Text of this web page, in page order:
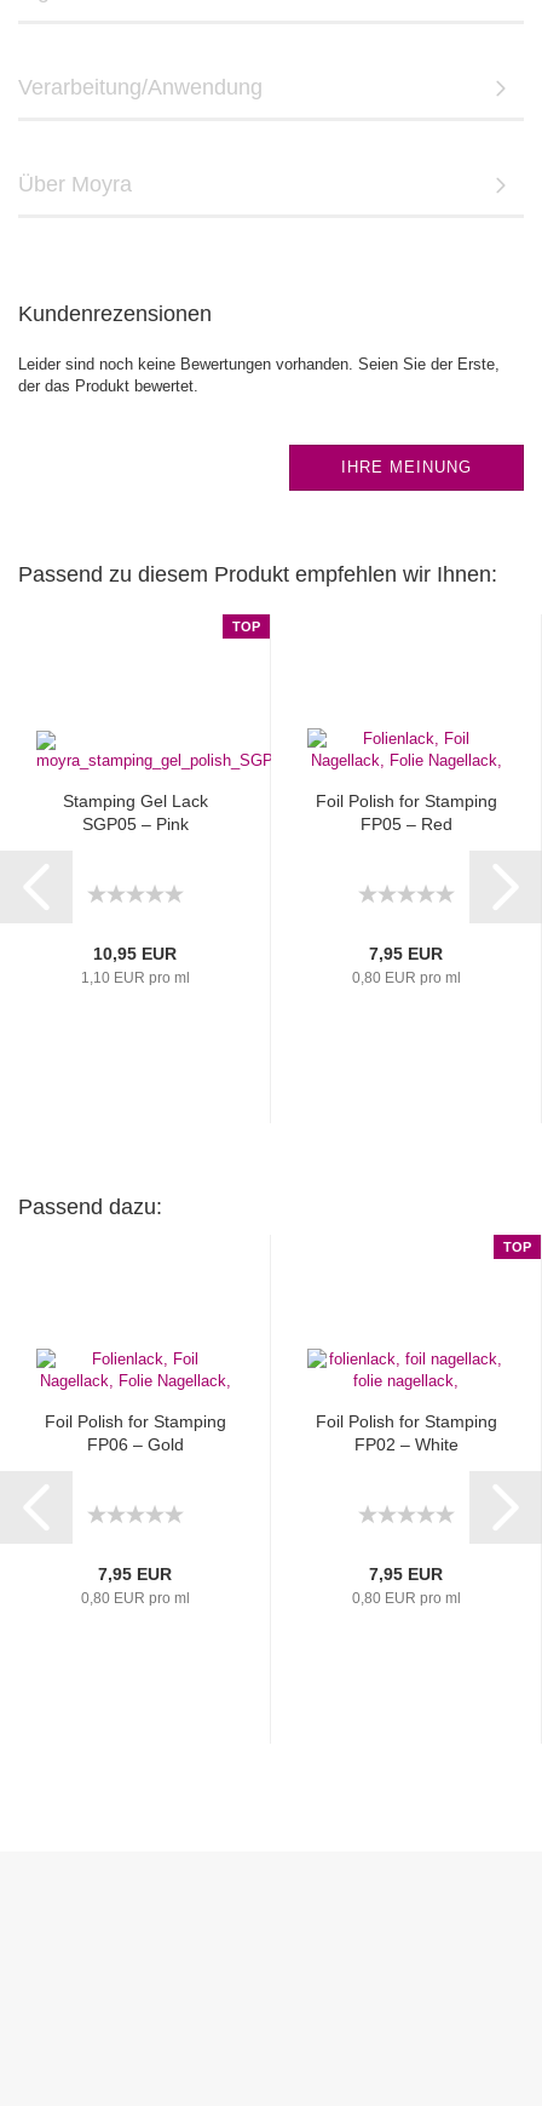
Verarbeitung/Anwendung
Über Moyra
Kundenrezensionen
Leider sind noch keine Bewertungen vorhanden. Seien Sie der Erste,
der das Produkt bewertet.
IHRE MEINUNG
Passend zu diesem Produkt empfehlen wir Ihnen:
TOP
Stamping Gel Lack
SGP05 – Pink
10,95 EUR
1,10 EUR pro ml
Foil Polish for Stamping
FP05 – Red
7,95 EUR
0,80 EUR pro ml
Passend dazu:
Foil Polish for Stamping
FP06 – Gold
7,95 EUR
0,80 EUR pro ml
TOP
Foil Polish for Stamping
FP02 – White
7,95 EUR
0,80 EUR pro ml